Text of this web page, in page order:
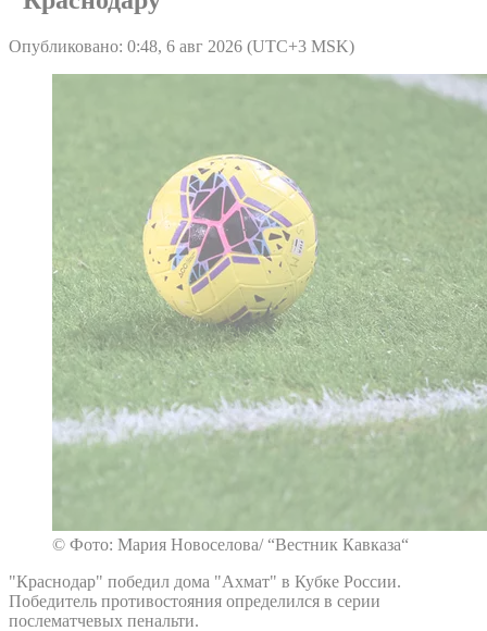
Опубликовано: 0:48, 6 авг 2026 (UTC+3 MSK)
© Фото: Мария Новоселова/ “Вестник Кавказа“
"Краснодар" победил дома "Ахмат" в Кубке России.
Победитель противостояния определился в серии
послематчевых пенальти.